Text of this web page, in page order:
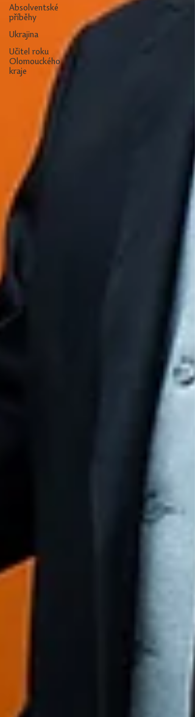
Absolventské
příběhy
Ukrajina
Učitel roku
Olomouckého
kraje